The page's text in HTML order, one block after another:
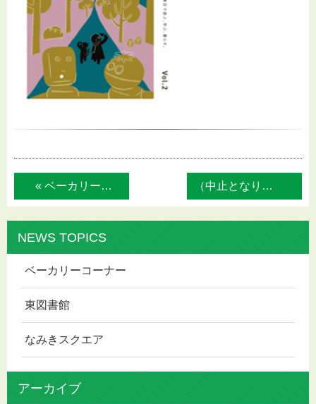
« ベーカリーカッセス 店休日のお知らせ （中止となりました）東図書館 春のおはな... »
NEWS TOPICS
ベーカリーコーナー
東図書館
なみきスクエア
アーカイブ